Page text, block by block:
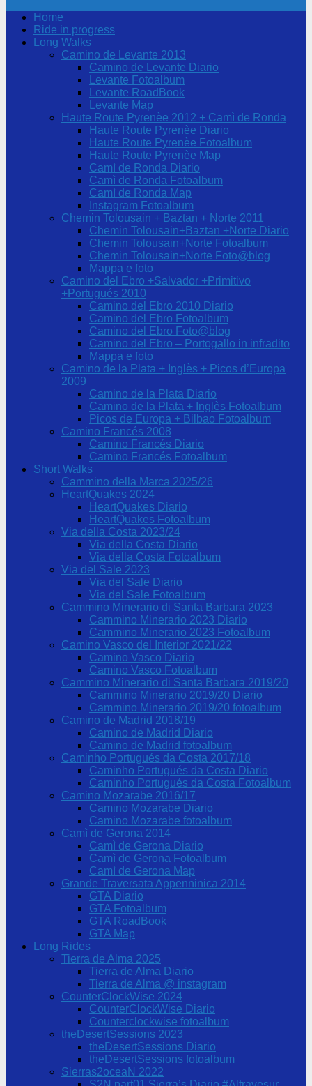
Home
Ride in progress
Long Walks
Camino de Levante 2013
Camino de Levante Diario
Levante Fotoalbum
Levante RoadBook
Levante Map
Haute Route Pyrenèe 2012 + Camì de Ronda
Haute Route Pyrenèe Diario
Haute Route Pyrenèe Fotoalbum
Haute Route Pyrenèe Map
Camì de Ronda Diario
Camì de Ronda Fotoalbum
Camì de Ronda Map
Instagram Fotoalbum
Chemin Tolousain + Baztan + Norte 2011
Chemin Tolousain+Baztan +Norte Diario
Chemin Tolousain+Norte Fotoalbum
Chemin Tolousain+Norte Foto@blog
Mappa e foto
Camino del Ebro +Salvador +Primitivo
+Portugués 2010
Camino del Ebro 2010 Diario
Camino del Ebro Fotoalbum
Camino del Ebro Foto@blog
Camino del Ebro – Portogallo in infradito
Mappa e foto
Camino de la Plata + Inglès + Picos d’Europa
2009
Camino de la Plata Diario
Camino de la Plata + Inglès Fotoalbum
Picos de Europa + Bilbao Fotoalbum
Camino Francés 2008
Camino Francés Diario
Camino Francés Fotoalbum
Short Walks
Cammino della Marca 2025/26
HeartQuakes 2024
HeartQuakes Diario
HeartQuakes Fotoalbum
Via della Costa 2023/24
Via della Costa Diario
Via della Costa Fotoalbum
Via del Sale 2023
Via del Sale Diario
Via del Sale Fotoalbum
Cammino Minerario di Santa Barbara 2023
Cammino Minerario 2023 Diario
Cammino Minerario 2023 Fotoalbum
Camino Vasco del Interior 2021/22
Camino Vasco Diario
Camino Vasco Fotoalbum
Cammino Minerario di Santa Barbara 2019/20
Cammino Minerario 2019/20 Diario
Cammino Minerario 2019/20 fotoalbum
Camino de Madrid 2018/19
Camino de Madrid Diario
Camino de Madrid fotoalbum
Caminho Portugués da Costa 2017/18
Caminho Portugués da Costa Diario
Caminho Portugués da Costa Fotoalbum
Camino Mozarabe 2016/17
Camino Mozarabe Diario
Camino Mozarabe fotoalbum
Camì de Gerona 2014
Camì de Gerona Diario
Camì de Gerona Fotoalbum
Camì de Gerona Map
Grande Traversata Appenninica 2014
GTA Diario
GTA Fotoalbum
GTA RoadBook
GTA Map
Long Rides
Tierra de Alma 2025
Tierra de Alma Diario
Tierra de Alma @ instagram
CounterClockWise 2024
CounterClockWise Diario
Counterclockwise fotoalbum
theDesertSessions 2023
theDesertSessions Diario
theDesertSessions fotoalbum
Sierras2oceaN 2022